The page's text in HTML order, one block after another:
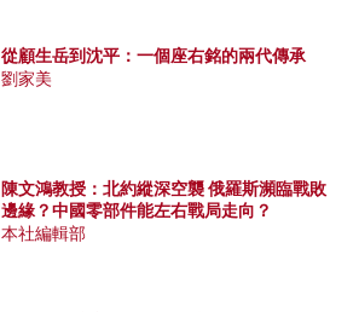
從顧生岳到沈平：一個座右銘的兩代傳承
劉家美
陳文鴻教授：北約縱深空襲 俄羅斯瀕臨戰敗
邊緣？中國零部件能左右戰局走向？
本社編輯部